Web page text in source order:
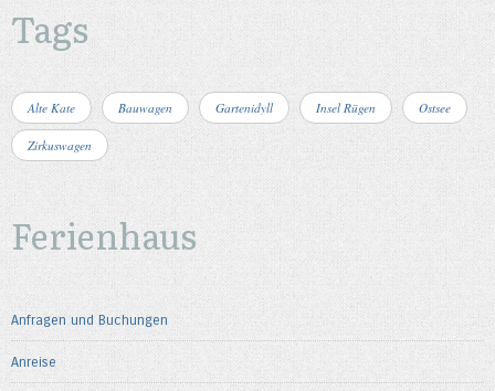
Tags
Alte Kate Bauwagen Gartenidyll Insel Rügen Ostsee
Zirkuswagen
Ferienhaus
Anfragen und Buchungen
Anreise